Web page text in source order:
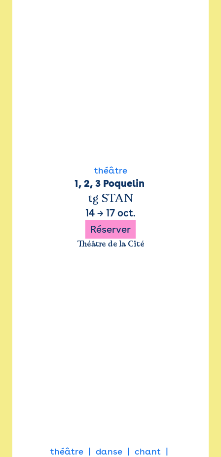
théâtre
1, 2, 3 Poquelin
tg STAN
14 → 17 oct.
Réserver
Théâtre de la Cité
théâtre danse
chant